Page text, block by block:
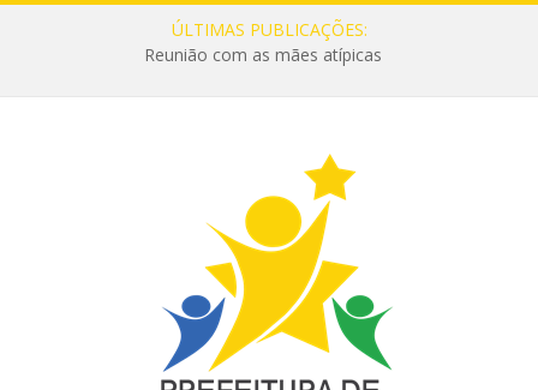
ÚLTIMAS PUBLICAÇÕES:
Reunião com as mães atípicas